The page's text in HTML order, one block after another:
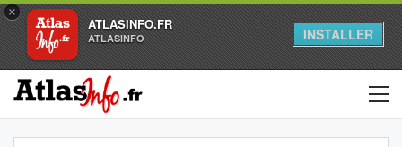
×
ATLASINFO.FR
ATLASINFO INSTALLER